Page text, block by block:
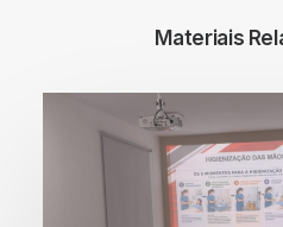
Materiais